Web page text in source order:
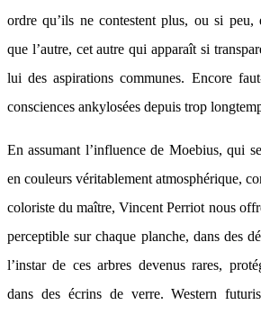
ordre qu’ils ne contestent plus, ou si
que l’autre, cet autre qui apparaît si
lui des aspirations communes. Encore
consciences ankylosées depuis trop
En assumant l’influence de Moebius, qui
en couleurs véritablement atmosphérique,
coloriste du maître, Vincent Perriot nous
perceptible sur chaque planche, dans des
l’instar de ces arbres devenus rares,
dans des écrins de verre. Western